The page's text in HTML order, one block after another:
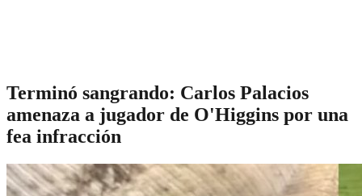
Terminó sangrando: Carlos Palacios
amenaza a jugador de O'Higgins por una
fea infracción